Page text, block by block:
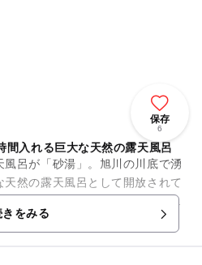
保存
6
間入れる巨大な天然の露天風呂
呂が「砂湯」。旭川の川底で湧
然の露天風呂として開放されて
上げながら湯が湧出しているこ
...
きをみる